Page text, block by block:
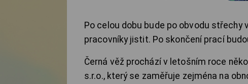
Po celou dobu bude po obvodu střechy
pracovníky jistit. Po skončení prací
Černá věž prochází v letošním roce
s.r.o., který se zaměřuje zejména na